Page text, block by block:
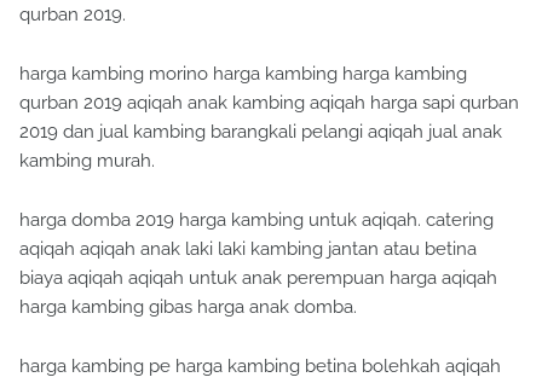
qurban 2019.
harga kambing morino harga kambing harga kambing
qurban 2019 aqiqah anak kambing aqiqah harga sapi qurban
2019 dan jual kambing barangkali pelangi aqiqah jual anak
kambing murah.
harga domba 2019 harga kambing untuk aqiqah. catering
aqiqah aqiqah anak laki laki kambing jantan atau betina
biaya aqiqah aqiqah untuk anak perempuan harga aqiqah
harga kambing gibas harga anak domba.
harga kambing pe harga kambing betina bolehkah aqiqah